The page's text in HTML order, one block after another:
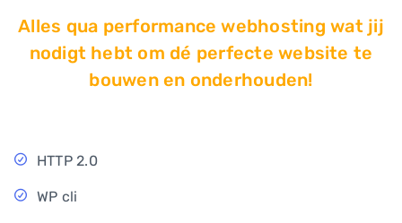
Alles qua performance webhosting wat jij
nodigt hebt om dé perfecte website te
bouwen en onderhouden!
HTTP 2.0
WP cli